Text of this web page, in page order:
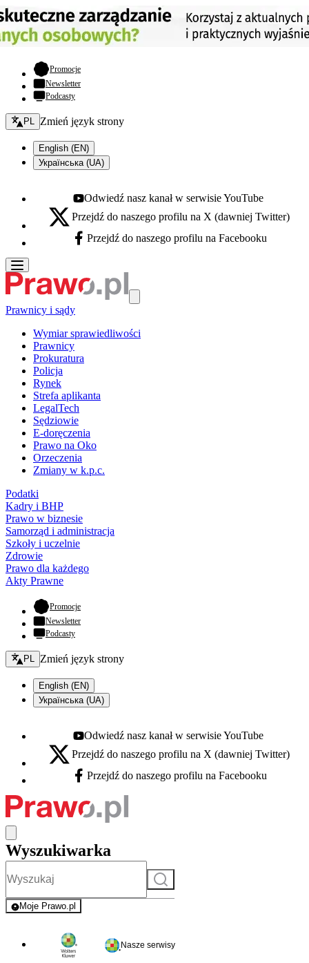
Promocje- otwiera się w nowej karcie
Newsletter
Podcasty
Zmień język - bieżący:
PL Zmień język strony
English (EN)
Українська (UA)
Youtube - otwiera się w nowej karcie
Odwiedź nasz kanał w serwisie YouTube
X - otwiera się w nowej karcie
Przejdź do naszego profilu na X (dawniej Twitter)
Facebook - otwiera się w nowej karcie
Przejdź do naszego profilu na Facebooku
Prawnicy i sądy
Wymiar sprawiedliwości
Prawnicy
Prokuratura
Policja
Rynek
Strefa aplikanta
LegalTech
Sędziowie
E-doręczenia
Prawo na Oko
Orzeczenia
Zmiany w k.p.c.
Podatki
Kadry i BHP
Prawo w biznesie
Samorząd i administracja
Szkoły i uczelnie
Zdrowie
Prawo dla każdego
Akty Prawne
Promocje- otwiera się w nowej karcie
Newsletter
Podcasty
Zmień język - bieżący:
PL Zmień język strony
English (EN)
Українська (UA)
Youtube - otwiera się w nowej karcie
Odwiedź nasz kanał w serwisie YouTube
X - otwiera się w nowej karcie
Przejdź do naszego profilu na X (dawniej Twitter)
Facebook - otwiera się w nowej karcie
Przejdź do naszego profilu na Facebooku
Wyszukiwarka
Szukaj
Moje Prawo.pl
- rejestracja i logowanie do serwisu
Nasze serwisy